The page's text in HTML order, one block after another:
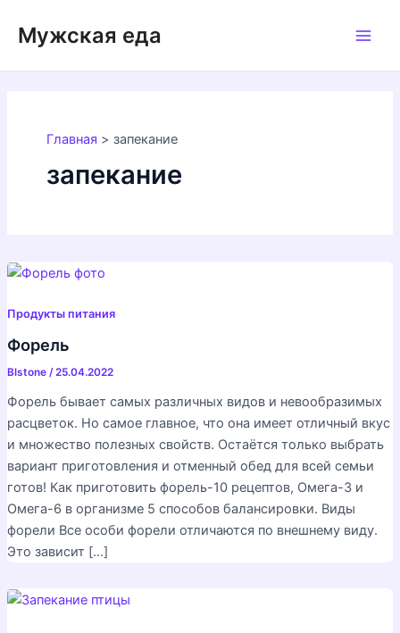
содержимому
Мужская еда
Главная запекание
запекание
Продукты питания
Форель
Blstone /25.04.2022
Форель бывает самых различных видов и невообразимых
расцветок. Но самое главное, что она имеет отличный вкус
и множество полезных свойств. Остаётся только выбрать
вариант приготовления и отменный обед для всей семьи
готов! Как приготовить форель-10 рецептов, Омега-3 и
Омега-6 в организме 5 способов балансировки. Виды
форели Все особи форели отличаются по внешнему виду.
Это зависит […]